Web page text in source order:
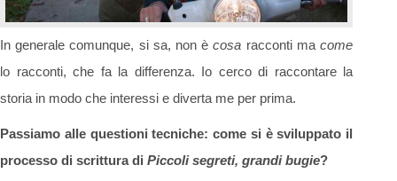
In generale comunque, si sa, non ècosa racconti macome
lo racconti, che fa la differenza. Io cerco di raccontare la
storia in modo che interessi e diverta me per prima.
Passiamo alle questioni tecniche: come si è sviluppato il
processo di scrittura di Piccoli segreti, grandi bugie?